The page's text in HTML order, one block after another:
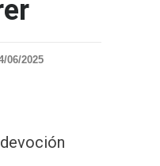
06/2025